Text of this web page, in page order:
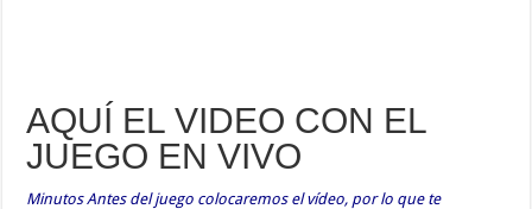
AQUÍ EL VIDEO CON EL
JUEGO EN VIVO
Minutos Antes del juego colocaremos el vídeo, por lo que te